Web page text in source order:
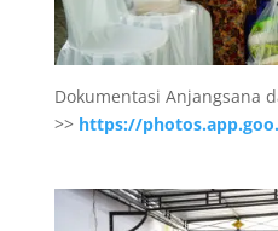
Dokumentasi Anjangsana
>> https://